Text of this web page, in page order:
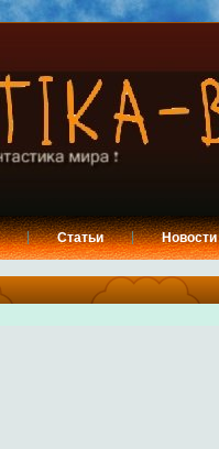
Статьи Новости